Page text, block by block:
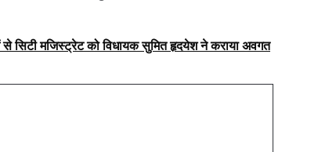
सिटी मजिस्ट्रेट को विधायक सुमित हृदयेश ने कराया अवगत